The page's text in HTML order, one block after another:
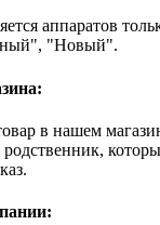
аппаратов
"Новый".
в нашем